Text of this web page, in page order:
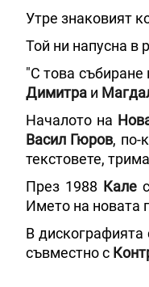
Утре знаковият
Той ни напусна в
"С това събиране
Димитра и
Началото на
Васил Гюров, по-
текстовете,
През 1988 Кале
Името на новата
В
съвместно с